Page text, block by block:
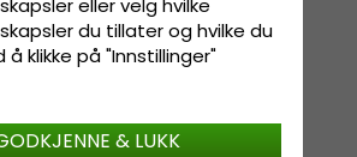
eller velg hvilke
du tillater og hvilke du
å klikke på "Innstillinger"
& LUKK